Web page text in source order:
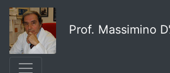
Prof. Massimino